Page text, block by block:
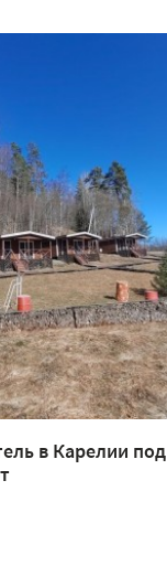
в Карелии под